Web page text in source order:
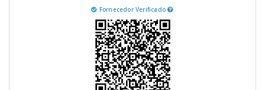
Fornecedor Verificado